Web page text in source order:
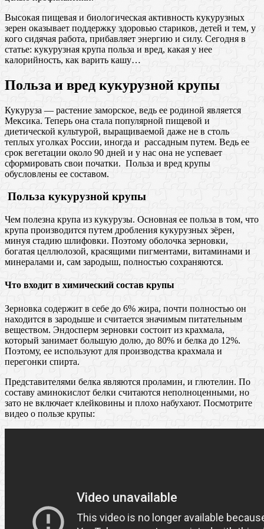
Высокая пищевая и биологическая активность кукурузных
зерен оказывает поддержку здоровью стариков, детей и тем, у
кого сидячая работа, прибавляет энергию и силу. Сегодня в
статье: кукурузная крупа польза и вред, какая у нее
калорийность, как варить кашу…
Польза и вред кукурузной крупы
Кукуруза — растение заморское, ведь ее родиной является
Мексика. Теперь она стала популярной пищевой и
диетической культурой, выращиваемой даже не в столь
теплых уголках России, иногда и рассадным путем. Ведь ее
срок вегетации около 90 дней и у нас она не успевает
сформировать свои початки. Польза и вред крупы
обусловлены ее составом.
Польза кукурузной крупы
Чем полезна крупа из кукурузы. Основная ее польза в том, что
крупа производится путем дробления кукурузных зёрен,
минуя стадию шлифовки. Поэтому оболочка зерновки,
богатая целлюлозой, красящими пигментами, витаминами и
минералами и, сам зародыш, полностью сохраняются.
Что входит в химический состав крупы
Зерновка содержит в себе до 6% жира, почти полностью он
находится в зародыше и считается значимым питательным
веществом. Эндосперм зерновки состоит из крахмала,
который занимает большую долю, до 80% и белка до 12%.
Поэтому, ее используют для производства крахмала и
перегонки спирта.
Представителями белка являются проламин, и глютелин. По
составу аминокислот белки считаются неполноценными, но
зато не включает клейковины и плохо набухают. Посмотрите
видео о пользе крупы: